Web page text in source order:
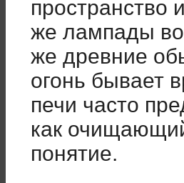
пространство
же лампады
же древние
огонь бывает
печи часто
как
понятие.